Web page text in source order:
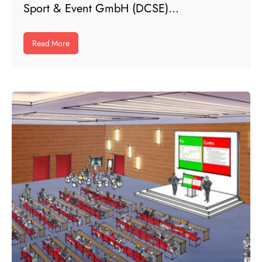
Sport & Event GmbH (DCSE)...
Read More